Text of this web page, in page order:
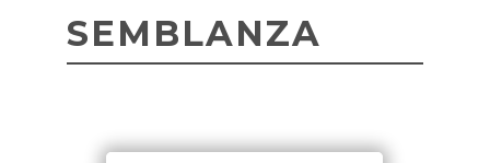
SEMBLANZA